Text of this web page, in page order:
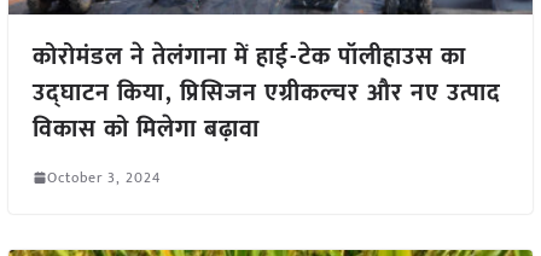
कोरोमंडल ने तेलंगाना में हाई-टेक पॉलीहाउस का
उद्घाटन किया, प्रिसिजन एग्रीकल्चर और नए उत्पाद
विकास को मिलेगा बढ़ावा
October 3, 2024